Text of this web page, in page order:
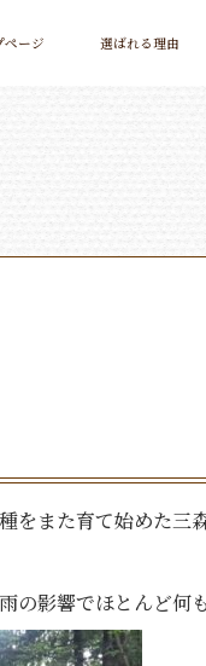
ページ 選ばれる理由
をまた育て始めた三森
の影響でほとんど何